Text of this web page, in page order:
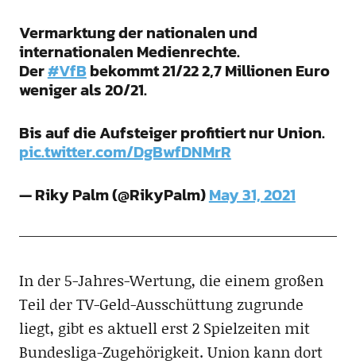
Vermarktung der nationalen und
internationalen Medienrechte.
Der#VfBbekommt 21/22 2,7 Millionen Euro
weniger als 20/21.
Bis auf die Aufsteiger profitiert nur Union.
pic.twitter.com/DgBwfDNMrR
— Riky Palm (@RikyPalm)May 31, 2021
In der 5-Jahres-Wertung, die einem großen
Teil der TV-Geld-Ausschüttung zugrunde
liegt, gibt es aktuell erst 2 Spielzeiten mit
Bundesliga-Zugehörigkeit. Union kann dort